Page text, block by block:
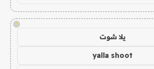
!
يلا شوت
yalla shoot